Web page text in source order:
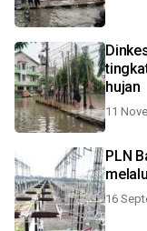
hujan
11
PLN
16